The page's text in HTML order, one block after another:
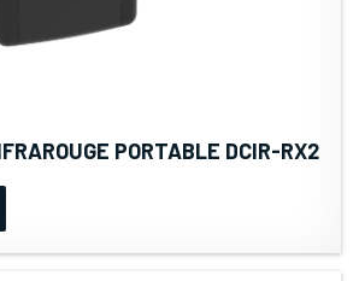
PORTABLE DCIR-RX2